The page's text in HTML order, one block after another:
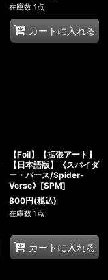
在庫数 1点
カートに入れる
【Foil】【拡張アート】
【日本語版】《スパイダ
ー・バース/Spider-
Verse》[SPM]
800円(税込)
在庫数 1点
カートに入れる